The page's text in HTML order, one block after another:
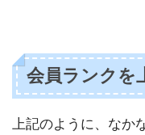
会員ランクを
上記のように、なか